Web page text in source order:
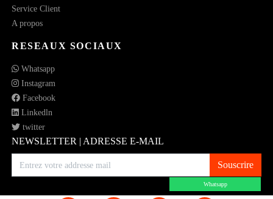
Whatsapp
Service Client
A propos
RESEAUX SOCIAUX
Whatsapp
Instagram
Facebook
Linkedln
twitter
NEWSLETTER | ADRESSE E-MAIL
Souscrire